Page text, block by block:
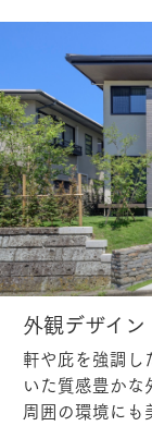
外観デザイン
軒や庇を強調し
いた質感豊かな
周囲の環境にも